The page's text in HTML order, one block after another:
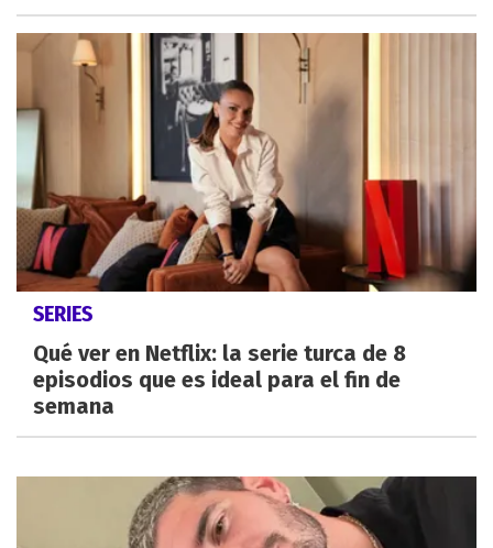
SERIES
Qué ver en Netflix: la serie turca de 8
episodios que es ideal para el fin de
semana